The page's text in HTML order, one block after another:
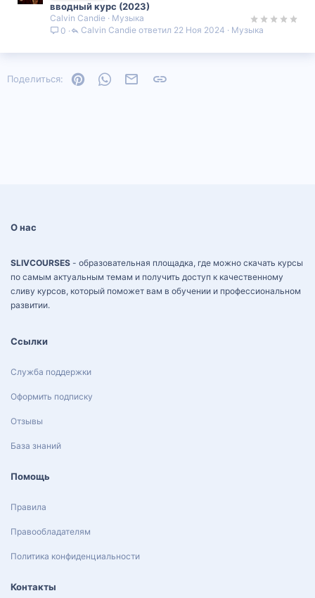
вводный курс (2023)
Calvin Candie
Музыка
0
Музыка
22 Ноя 2024
Calvin Candie
Поделиться: PinterestWhatsAppЭлектронная почта
О нас
SLIVCOURSES - образовательная площадка, где можно скачать курсы
по самым актуальным темам и получить доступ к качественному
сливу курсов, который поможет вам в обучении и профессиональном
развитии.
Ссылки
Служба поддержки
Оформить подписку
Отзывы
База знаний
Помощь
Правила
Правообладателям
Политика конфиденциальности
Контакты